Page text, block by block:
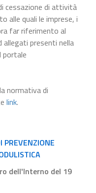
cessazione di attività
alle quali le imprese, i
far riferimento al
allegati presenti nella
portale
normativa di
link.
PREVENZIONE
dell'Interno del 19